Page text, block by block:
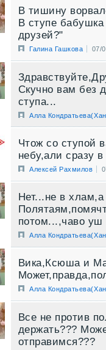
В тишину
В ступе
друзей?"
Галина Гашкова 07/
Скучно вам без
ступа...
Алла
Чтож со ступой
небу,али сразу
Алексей Рахмилов
Нет...не в
потом...,чаво уш
Алла
Вика,Ксюша и
Алла
Все не против
держать???
отправимся???